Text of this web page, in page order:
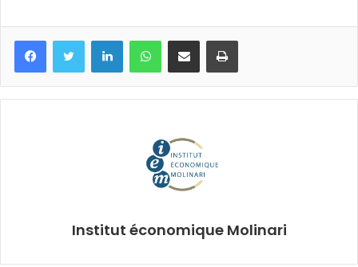
FacebookTwitter LinkedinWhatsApp
Partagez par mail Imprimez
Institut économique Molinari